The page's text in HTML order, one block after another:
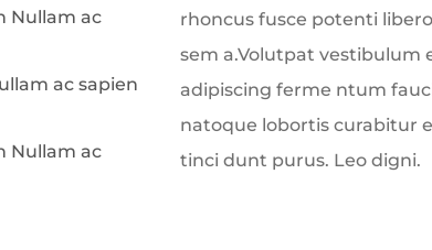
Nullam ac
ac sapien
Nullam ac
rhoncus fusce potenti
sem a.Volutpat vestibulum
adipiscing ferme ntum
natoque lobortis curabitur
tinci dunt purus. Leo digni.